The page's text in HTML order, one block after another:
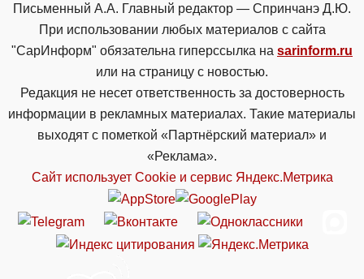
Письменный А.А. Главный редактор — Спринчанэ Д.Ю.
При использовании любых материалов с сайта
"СарИнформ" обязательна гиперссылка на sarinform.ru
или на страницу с новостью.
Редакция не несет ответственность за достоверность
информации в рекламных материалах. Такие материалы
выходят с пометкой «Партнёрский материал» и
«Реклама».
Сайт использует Cookie и сервиc Яндекс.Метрика